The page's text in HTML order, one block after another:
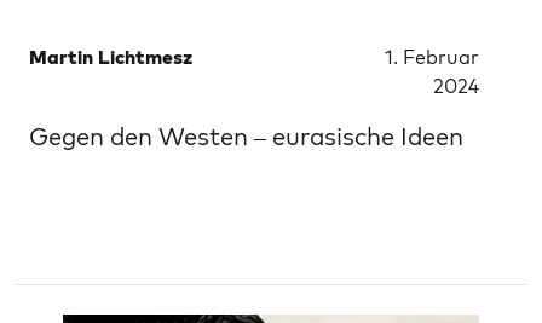
Martin Lichtmesz
1. Februar
2024
Gegen den Westen – eurasische Ideen